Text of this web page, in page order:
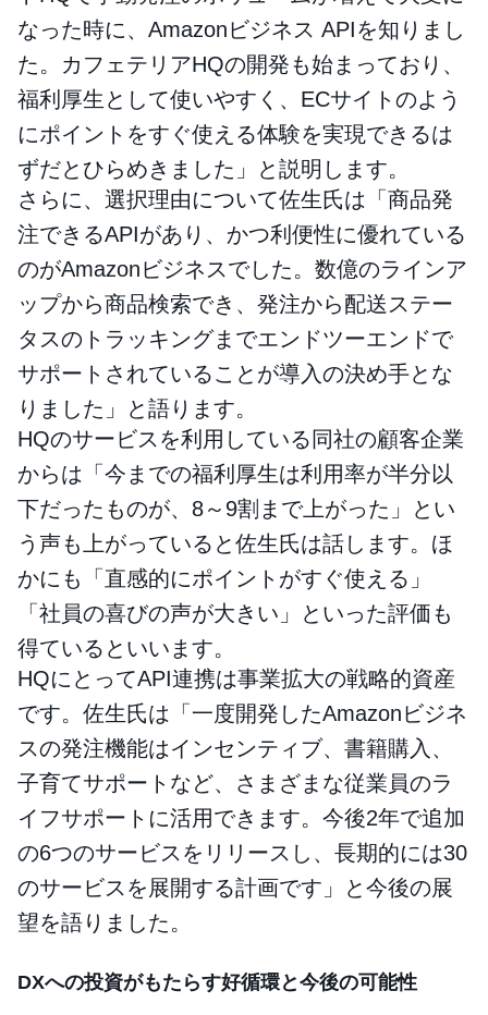
なった時に、Amazonビジネス APIを知りまし
た。カフェテリアHQの開発も始まっており、
福利厚生として使いやすく、ECサイトのよう
にポイントをすぐ使える体験を実現できるは
ずだとひらめきました」と説明します。
さらに、選択理由について佐生氏は「商品発
注できるAPIがあり、かつ利便性に優れている
のがAmazonビジネスでした。数億のラインア
ップから商品検索でき、発注から配送ステー
タスのトラッキングまでエンドツーエンドで
サポートされていることが導入の決め手とな
りました」と語ります。
HQのサービスを利用している同社の顧客企業
からは「今までの福利厚生は利用率が半分以
下だったものが、8～9割まで上がった」とい
う声も上がっていると佐生氏は話します。ほ
かにも「直感的にポイントがすぐ使える」
「社員の喜びの声が大きい」といった評価も
得ているといいます。
HQにとってAPI連携は事業拡大の戦略的資産
です。佐生氏は「一度開発したAmazonビジネ
スの発注機能はインセンティブ、書籍購入、
子育てサポートなど、さまざまな従業員のラ
イフサポートに活用できます。今後2年で追加
の6つのサービスをリリースし、長期的には30
のサービスを展開する計画です」と今後の展
望を語りました。
DXへの投資がもたらす好循環と今後の可能性